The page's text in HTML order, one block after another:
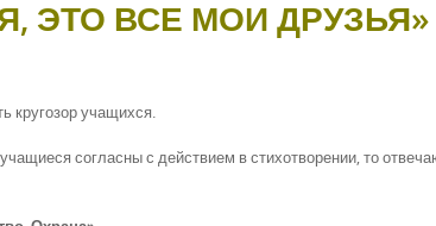
ЭТО ВСЕ МОИ ДРУЗЬЯ»
кругозор учащихся.
согласны с действием в стихотворении, то